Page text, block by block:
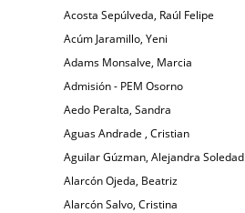
Acosta Sepúlveda, Raúl Felipe
Acúm Jaramillo, Yeni
Adams Monsalve, Marcia
Admisión - PEM Osorno
Aedo Peralta, Sandra
Aguas Andrade , Cristian
Aguilar Gúzman, Alejandra Soledad
Alarcón Ojeda, Beatriz
Alarcón Salvo, Cristina